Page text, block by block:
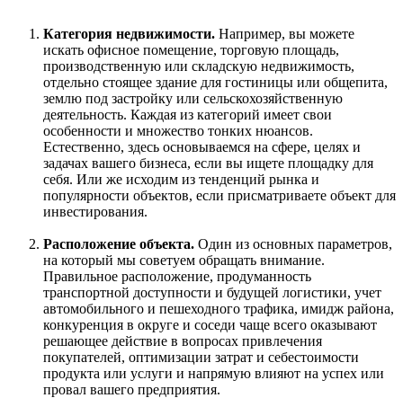
Категория недвижимости. Например, вы можете
искать офисное помещение, торговую площадь,
производственную или складскую недвижимость,
отдельно стоящее здание для гостиницы или общепита,
землю под застройку или сельскохозяйственную
деятельность. Каждая из категорий имеет свои
особенности и множество тонких нюансов.
Естественно, здесь основываемся на сфере, целях и
задачах вашего бизнеса, если вы ищете площадку для
себя. Или же исходим из тенденций рынка и
популярности объектов, если присматриваете объект для
инвестирования.
Расположение объекта. Один из основных параметров,
на который мы советуем обращать внимание.
Правильное расположение, продуманность
транспортной доступности и будущей логистики, учет
автомобильного и пешеходного трафика, имидж района,
конкуренция в округе и соседи чаще всего оказывают
решающее действие в вопросах привлечения
покупателей, оптимизации затрат и себестоимости
продукта или услуги и напрямую влияют на успех или
провал вашего предприятия.